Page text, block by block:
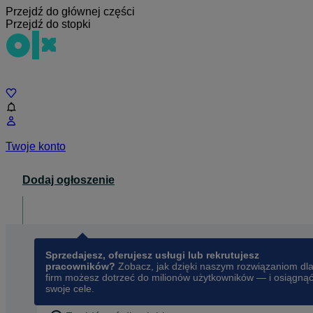
Przejdź do głównej części
Przejdź do stopki
Twoje konto
Dodaj ogłoszenie
Sprzedajesz, oferujesz usługi lub rekrutujesz
pracowników? Zobacz, jak dzięki naszym rozwiązaniom dla
firm możesz dotrzeć do milionów użytkowników — i osiągnąć
swoje cele.